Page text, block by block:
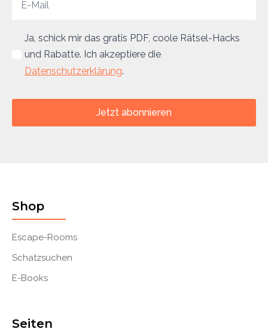
Ja, schick mir das gratis PDF, coole Rätsel-Hacks
und Rabatte. Ich akzeptiere die
Datenschutzerklärung.
Jetzt abonnieren
Shop
Escape-Rooms
Schatzsuchen
E-Books
Seiten